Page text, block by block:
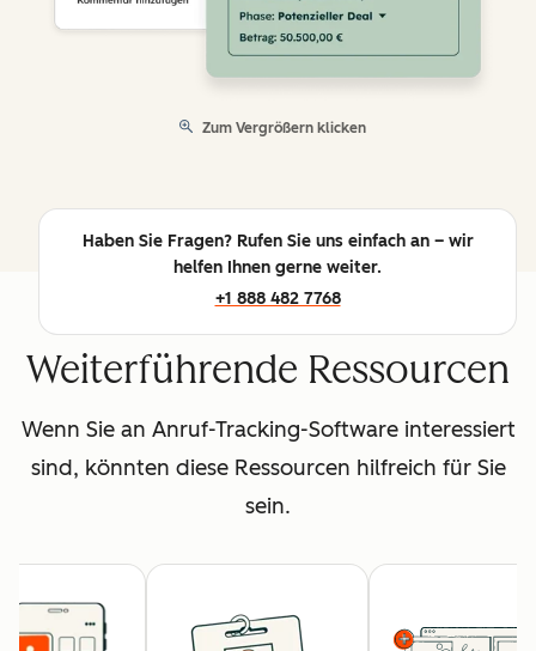
Zum Vergrößern klicken
Haben Sie Fragen? Rufen Sie uns einfach an – wir
helfen Ihnen gerne weiter.
+1 888 482 7768
Weiterführende Ressourcen
Wenn Sie an Anruf-Tracking-Software interessiert
sind, könnten diese Ressourcen hilfreich für Sie
sein.